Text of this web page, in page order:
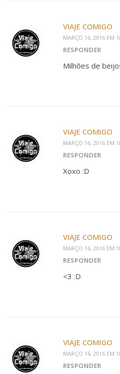
VIAJE COMIGO
MARÇO 16, 2016 EM
RESPONDER
Milhões de
VIAJE COMIGO
MARÇO 16, 2016 EM
RESPONDER
Xoxo :D
VIAJE COMIGO
MARÇO 16, 2016 EM
RESPONDER
<3 :D
VIAJE COMIGO
MARÇO 16, 2016 EM
RESPONDER